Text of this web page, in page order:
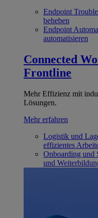
Endpoint
beheben
Endpoint
automatisieren
Connected
Frontline
Mehr Effizienz mit
Lösungen.
Mehr erfahren
Logistik und
effizientes
Onboarding und
und